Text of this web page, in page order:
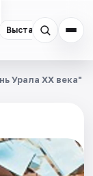
Выставки
Урала XX века"